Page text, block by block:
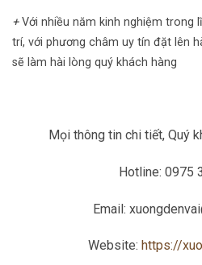
+Với nhiều năm kinh nghiệm
trí, với phương châm uy tín đặt lên
sẽ làm hài lòng quý khách hàng
Mọi thông tin chi tiết, Quý
Hotline: 0975
Email:
Website: https://